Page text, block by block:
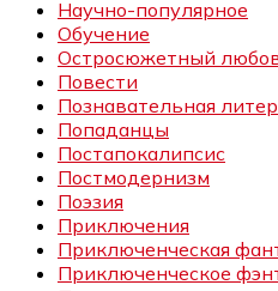
Научно-популярное
Обучение
Остросюжетный
Повести
Познавательная
Попаданцы
Постапокалипсис
Постмодернизм
Поэзия
Приключения
Приключенческая
Приключенческое